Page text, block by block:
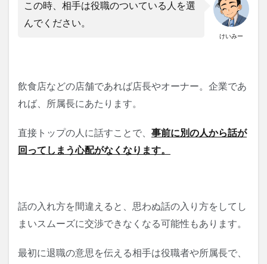
けいみー
この時、相手は役職のついている人を選
んでください。
飲食店などの店舗であれば店長やオーナー。企業であ
れば、所属長にあたります。
直接トップの人に話すことで、 事前に別の人から話が
回ってしまう心配がなくなります。
話の入れ方を間違えると、思わぬ話の入り方をしてし
まいスムーズに交渉できなくなる可能性もあります。
最初に退職の意思を伝える相手は役職者や所属長で、